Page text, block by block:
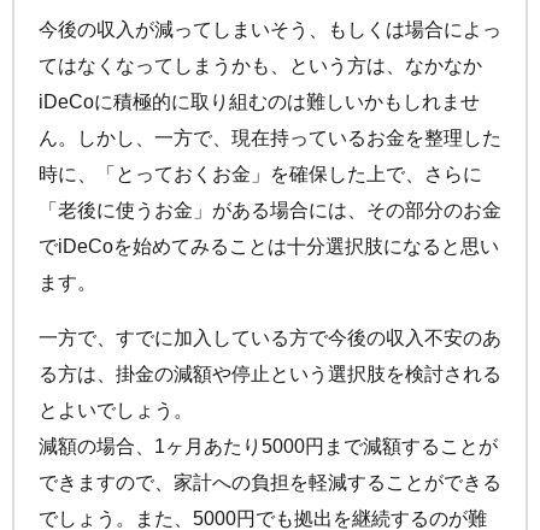
今後の収入が減ってしまいそう、もしくは場合によっ
てはなくなってしまうかも、という方は、なかなか
iDeCoに積極的に取り組むのは難しいかもしれませ
ん。しかし、一方で、現在持っているお金を整理した
時に、「とっておくお金」を確保した上で、さらに
「老後に使うお金」がある場合には、その部分のお金
でiDeCoを始めてみることは十分選択肢になると思い
ます。
一方で、すでに加入している方で今後の収入不安のあ
る方は、掛金の減額や停止という選択肢を検討される
とよいでしょう。
減額の場合、1ヶ月あたり5000円まで減額することが
できますので、家計への負担を軽減することができる
でしょう。また、5000円でも拠出を継続するのが難